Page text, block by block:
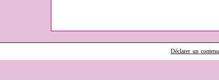
Déclarer un